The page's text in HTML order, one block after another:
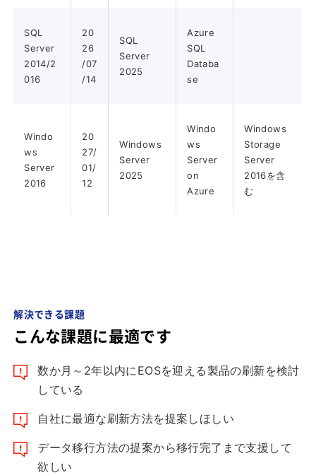
SQL
Server
2014/2
016
20
26
/07
/14
SQL
Server
2025
Azure
SQL
Databa
se
Windo
ws
Server
2016
20
27/
01/
12
Windows
Server
2025
Windo
ws
Server
on
Azure
Windows
Storage
Server
2016を含
む
解決できる課題
こんな課題に最適です
数か月～2年以内にEOSを迎える製品の刷新を検討
している
自社に最適な刷新方法を提案しほしい
データ移行方法の提案から移行完了まで支援して
欲しい